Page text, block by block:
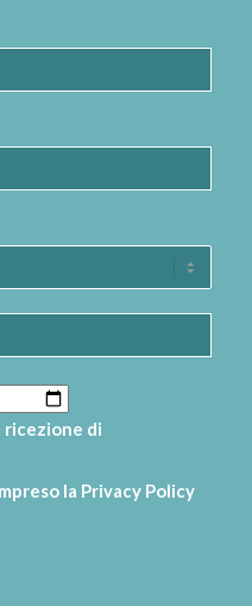
ricezione di
la Privacy Policy